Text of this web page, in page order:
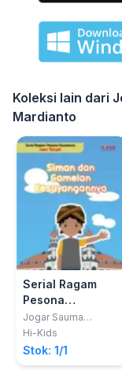
Koleksi lain dari
Mardianto
Serial Ragam
Pesona
Nusantara Jawa
Tengah: Siman
dan Gamelan
Kesayangannya
Jogar Sauma
Purinusa; Dian
Hi-Kids
Stok: 1/1